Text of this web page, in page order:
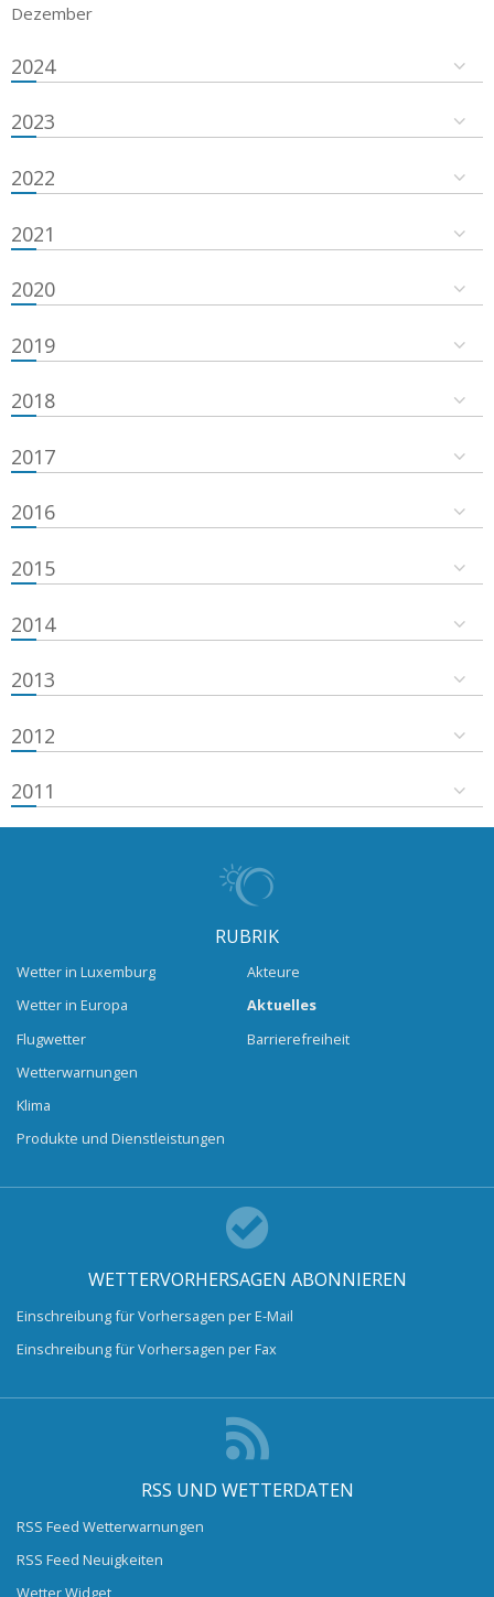
Dezember
2024
2023
2022
2021
2020
2019
2018
2017
2016
2015
2014
2013
2012
2011
RUBRIK
Wetter in Luxemburg
Wetter in Europa
Flugwetter
Wetterwarnungen
Klima
Produkte und Dienstleistungen
Akteure
Aktuelles
Barrierefreiheit
WETTERVORHERSAGEN ABONNIEREN
Einschreibung für Vorhersagen per E-Mail
Einschreibung für Vorhersagen per Fax
RSS UND WETTERDATEN
RSS Feed Wetterwarnungen
RSS Feed Neuigkeiten
Wetter Widget